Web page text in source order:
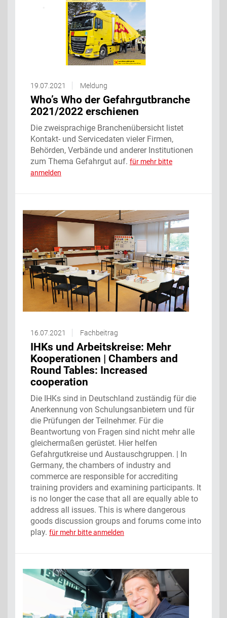
19.07.2021 Meldung
Who’s Who der Gefahrgutbranche
2021/2022 erschienen
Die zweisprachige Branchenübersicht listet
Kontakt- und Servicedaten vieler Firmen,
Behörden, Verbände und anderer Institutionen
zum Thema Gefahrgut auf. für mehr bitte
anmelden
16.07.2021 Fachbeitrag
IHKs und Arbeitskreise: Mehr
Kooperationen | Chambers and
Round Tables: Increased
cooperation
Die IHKs sind in Deutschland zuständig für die
Anerkennung von Schulungsanbietern und für
die Prüfungen der Teilnehmer. Für die
Beantwortung von Fragen sind nicht mehr alle
gleichermaßen gerüstet. Hier helfen
Gefahrgutkreise und Austauschgruppen. | In
Germany, the chambers of industry and
commerce are responsible for accrediting
training providers and examining participants. It
is no longer the case that all are equally able to
address all issues. This is where dangerous
goods discussion groups and forums come into
play. für mehr bitte anmelden